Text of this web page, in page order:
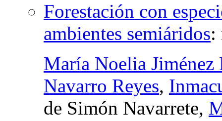
Forestación con
ambientes semiáridos:
María Noelia Jiménez
Navarro Reyes,
de Simón Navarrete,